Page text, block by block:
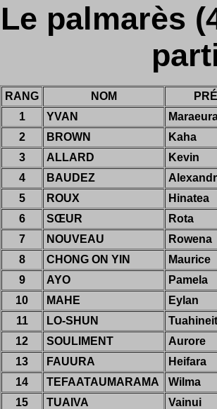
Le palmarès
RANG NOM
1
YVAN
2
BROWN
Kaha
3
ALLARD
Kevin
4
BAUDEZ
5
ROUX
Hinatea
6
SŒUR
Rota
7
NOUVEAU
Rowena
8
CHONG ON YIN
Maurice
9
AYO
Pamela
10
MAHE
Eylan
11
LO-SHUN
12
SOULIMENT
Aurore
13
FAUURA
Heifara
14
TEFAATAUMARAMA
Wilma
15
TUAIVA
Vainui